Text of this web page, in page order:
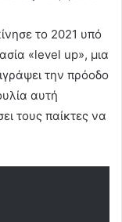
το 2021 υπό
«level up», μια
την πρόοδο
αυτή
τους παίκτες να